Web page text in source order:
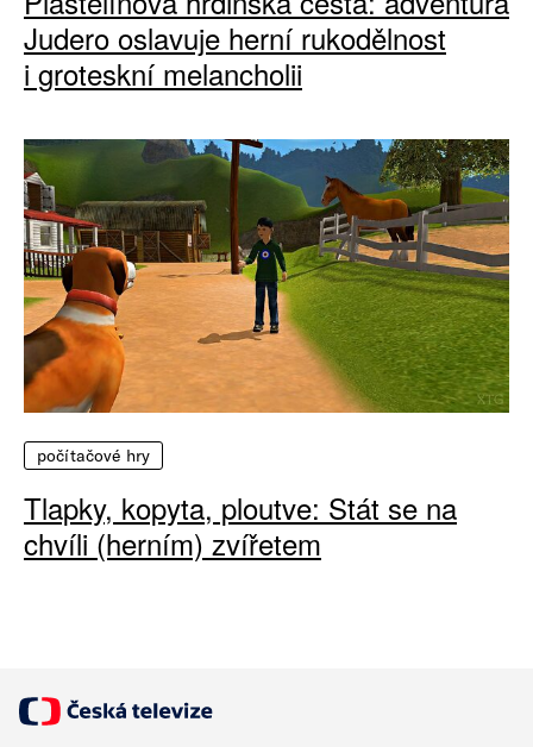
Judero oslavuje herní rukodělnost
i groteskní melancholii
počítačové hry
Tlapky, kopyta, ploutve: Stát se na
chvíli (herním) zvířetem